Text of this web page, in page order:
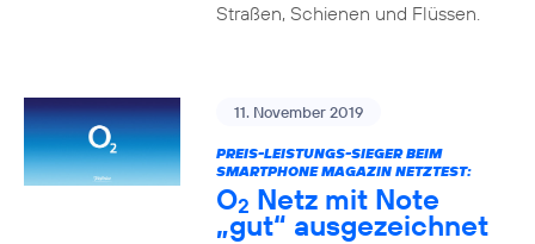
Straßen, Schienen und Flüssen.
11. November 2019
PREIS-LEISTUNGS-SIEGER BEIM
SMARTPHONE MAGAZIN NETZTEST:
O2 Netz mit Note
„gut“ ausgezeichnet